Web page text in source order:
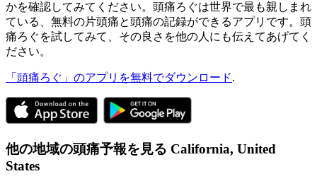
かを確認してみてください。頭痛ろぐは世界で最も親しまれ
ている、無料の片頭痛と頭痛の記録ができるアプリです。頭
痛ろぐを試してみて、その良さを他の人にも伝えてあげてく
ださい。
「頭痛ろぐ」のアプリを無料でダウンロード.
他の地域の頭痛予報を見る California, United
States